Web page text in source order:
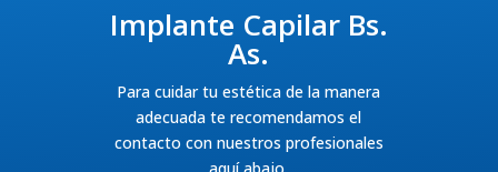
Implante Capilar Bs.
As.
Para cuidar tu estética de la manera
adecuada te recomendamos el
contacto con nuestros profesionales